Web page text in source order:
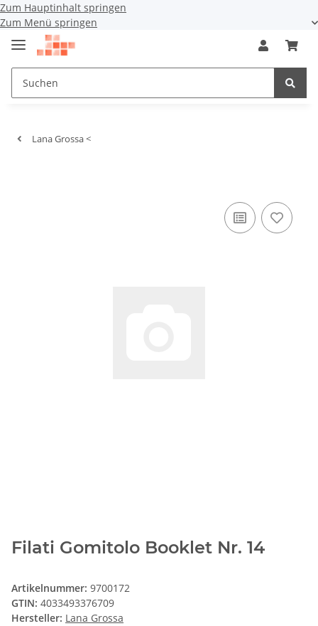
Zum Hauptinhalt springen
Zum Menü springen
Lana Grossa <
Filati Gomitolo Booklet Nr. 14
Artikelnummer: 9700172
GTIN: 4033493376709
Hersteller: Lana Grossa